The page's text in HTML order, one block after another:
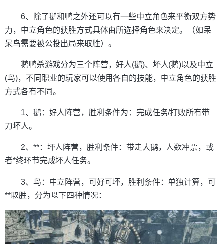
6、除了鹅和鸭之外还可以有一些中立角色来平衡双方势
力，中立角色的获胜方式具体由所选择角色来决定。（如呆
呆鸟需要被公投出局来取胜）。
鹅鸭杀游戏分为三个阵营，好人(鹅)、坏人(鹅)以及中立
(鸟)，不同职业的玩家可以使用各自的技能，中立角色的获胜
方式各有不同。
1、鹅：好人阵营，胜利条件为：完成任务/打败所有带
刀坏人。
2、**：坏人阵营，胜利条件：带走大鹅，人数冲票，或
者*终环节完成坏人任务。
3、鸟：中立阵营，可好可坏，胜利条件：单独计算，可
**取胜，分为以下四种情况：